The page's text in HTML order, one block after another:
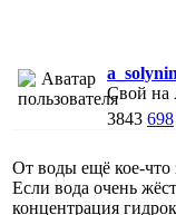
a_solynin
Свой на
3843 698
От воды ещё кое-что
Если вода очень
концентрация